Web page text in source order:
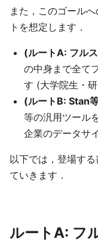
また，このゴール
トを想定します．
(ルートA: フル
の中身まで全て
す (大学院生・
(ルートB: Stan
等の汎用ツール
企業のデータサ
以下では，登場す
ていきます．
ルートA: フ